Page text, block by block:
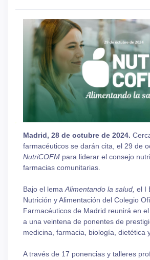
Madrid, 28 de octubre de 2024.
farmacéuticos se darán cita, el 29 de
NutriCOFM para liderar el consejo
farmacias comunitarias.
Bajo el lemaAlimentando la salud, el I
Nutrición y Alimentación del Colegio
Farmacéuticos de Madrid reunirá en
a una veintena de ponentes de
medicina, farmacia, biología, dietética
A través de 17 ponencias y talleres